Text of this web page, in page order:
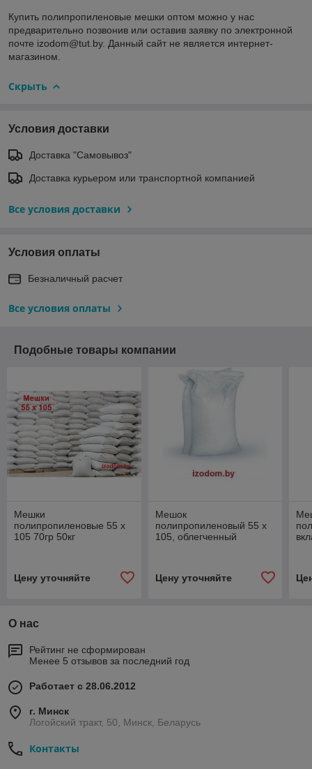
Купить полипропиленовые мешки оптом можно у нас
предварительно позвонив или оставив заявку по электронной
почте izodom@tut.by. Данный сайт не является интернет-
магазином.
Скрыть
Условия доставки
Доставка "Самовывоз"
Доставка курьером или транспортной компанией
Все условия доставки
Условия оплаты
Безналичный расчет
Все условия оплаты
Подобные товары компании
Мешки
полипропиленовые 55 х
105 70гр 50кг
Цену уточняйте
Мешок
полипропиленовый 55 х
105, облегченный
Цену уточняйте
О нас
Рейтинг не сформирован
Менее 5 отзывов за последний год
Работает с 28.06.2012
г. Минск
Логойский тракт, 50, Минск, Беларусь
Контакты